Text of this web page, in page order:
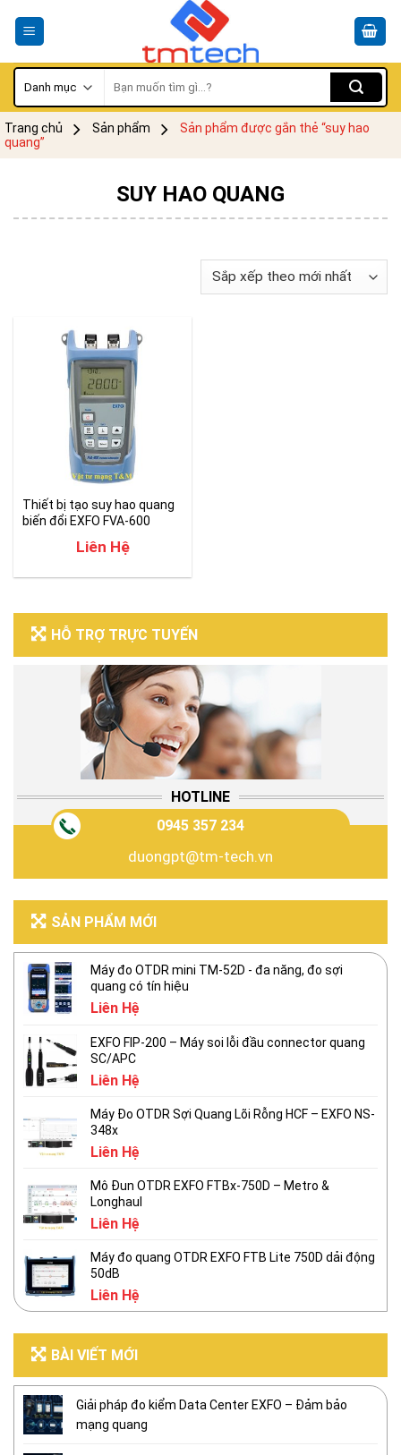
kiếm:
Trang chủ Sản phẩm
Sản phẩm được gắn thẻ “suy hao
quang”
HỖ TRỢ TRỰC TUYẾN
HOTLINE
0945 357 234
duongpt@tm-tech.vn
SẢN PHẨM MỚI
Máy đo OTDR mini TM-52D - đa năng, đo sợi
quang có tín hiệu
Liên Hệ
EXFO FIP-200 – Máy soi lỗi đầu connector quang
SC/APC
Liên Hệ
Máy Đo OTDR Sợi Quang Lõi Rỗng HCF – EXFO NS-
348x
Liên Hệ
Mô Đun OTDR EXFO FTBx-750D – Metro &
Longhaul
Liên Hệ
Máy đo quang OTDR EXFO FTB Lite 750D dải động
50dB
Liên Hệ
BÀI VIẾT MỚI
Giải pháp đo kiểm Data Center EXFO – Đảm bảo
mạng quang
SUY HAO QUANG
Thiết bị tạo suy hao quang
biến đổi EXFO FVA-600
Liên Hệ